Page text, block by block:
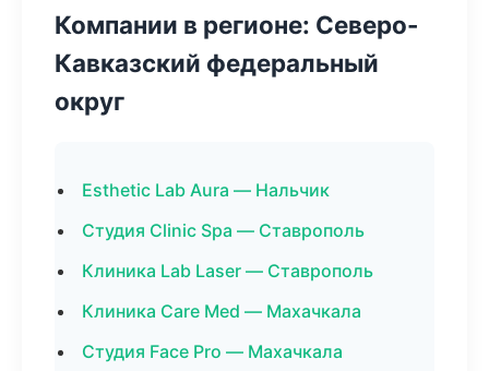
Компании в регионе: Северо-
Кавказский федеральный
округ
Esthetic Lab Aura — Нальчик
Студия Clinic Spa — Ставрополь
Клиника Lab Laser — Ставрополь
Клиника Care Med — Махачкала
Студия Face Pro — Махачкала